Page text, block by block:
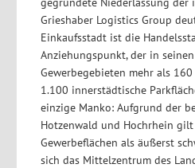
Grieshaber Logistics Group
Einkaufsstadt ist die
Anziehungspunkt, der in
Gewerbegebieten mehr als
1.100 innerstädtische
einzige Manko: Aufgrund der
Hotzenwald und Hochrhein
Gewerbeflächen als äußerst
sich das Mittelzentrum des